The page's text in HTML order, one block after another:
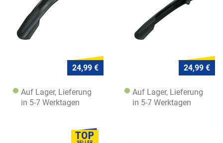
24,99 €
Auf Lager, Lieferung
in 5-7 Werktagen
24,99 €
Auf Lager, Lieferung
in 5-7 Werktagen